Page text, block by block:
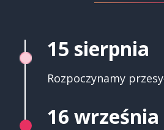
15 sierpnia
Rozpoczynamy
16 września